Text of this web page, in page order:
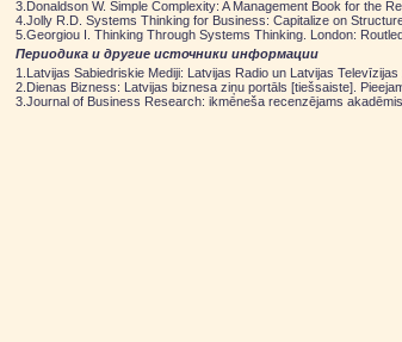
3.Donaldson W. Simple Complexity: A Management Book for the
4.Jolly R.D. Systems Thinking for Business: Capitalize on
5.Georgiou I. Thinking Through Systems Thinking. London:
Периодика и другие источники информации
1.Latvijas Sabiedriskie Mediji: Latvijas Radio un Latvijas
2.Dienas Bizness: Latvijas biznesa ziņu portāls [tiešsaiste].
3.Journal of Business Research: ikmēneša recenzējams